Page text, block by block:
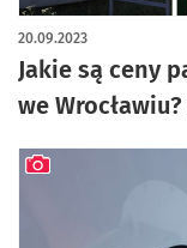
Jakie są ceny
we
20.09.2023
artykuł z galerią